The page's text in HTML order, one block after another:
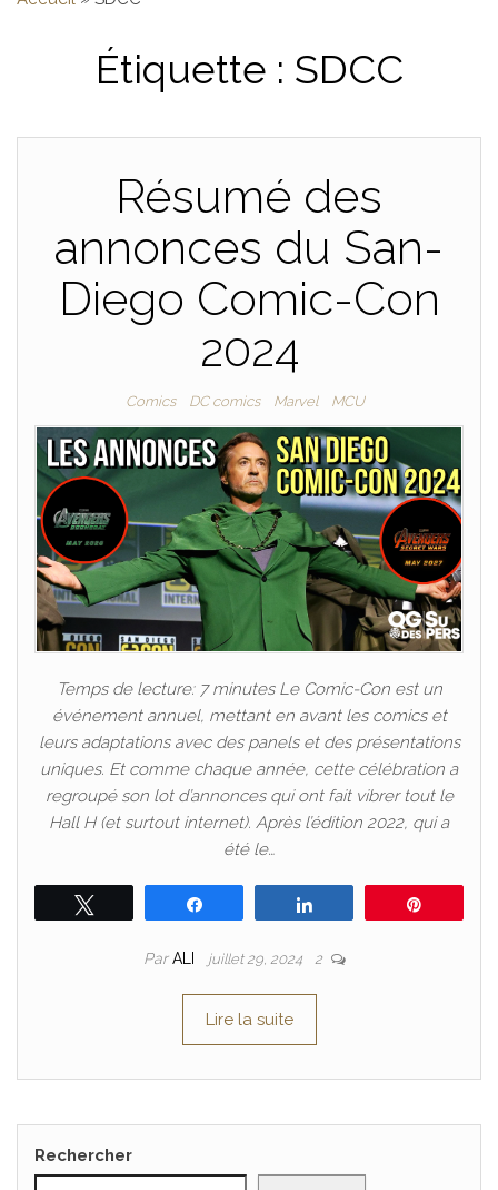
Étiquette : SDCC
Résumé des
annonces du San-
Diego Comic-Con
2024
Comics DC comics Marvel MCU
Temps de lecture: 7 minutes Le Comic-Con est un
événement annuel, mettant en avant les comics et
leurs adaptations avec des panels et des présentations
uniques. Et comme chaque année, cette célébration a
regroupé son lot d’annonces qui ont fait vibrer tout le
Hall H (et surtout internet). Après l’édition 2022, qui a
été le…
ParALI juillet 29, 2024 2
Lire la suite
Rechercher